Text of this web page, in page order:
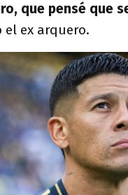
que pensé que
el ex arquero.